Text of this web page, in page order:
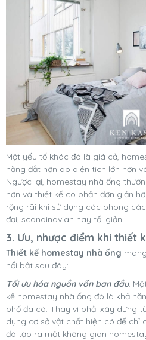
Một yếu tố khác đó là giá cả,
năng đắt hơn do diện tích lớn hơn
Ngược lại, homestay nhà ống
hơn và thiết kế có phần đơn giản
rộng rãi khi sử dụng các phong
đại, scandinavian hay tối giản.
3. Ưu, nhược điểm khi thiết
Thiết kế homestay nhà ống
nổi bật sau đây:
Tối ưu hóa nguồn vốn ban đầu:
kế homestay nhà ống đó là khả
phố đã có. Thay vì phải xây dựng
dụng cơ sở vật chất hiện có để chỉ
đó tạo ra một không gian